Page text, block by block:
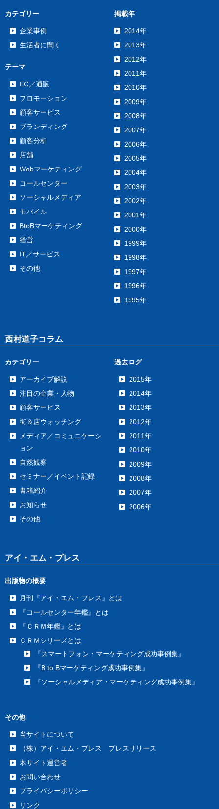
カテゴリー
企業事例
生活者に聞く
テーマ
EC／通販
プロモーション
顧客サービス
ブランディング
顧客分析
店舗
Webマーケティング
コールセンター
ソーシャルメディア
モバイル
BtoBマーケティング
経営
IT／サービス
その他
掲載年
2014年
2013年
2012年
2011年
2010年
2009年
2008年
2007年
2006年
2005年
2004年
2003年
2002年
2001年
2000年
1999年
1998年
1997年
1996年
1995年
西村道子コラム
カテゴリー
アーカイブ解説
注目の企業・人物
顧客サービス
街＆店ウォッチング
メディア／コミュニケーシ
ョン
自然観察
セミナー／イベント記録
書籍紹介
お知らせ
その他
過去ログ
2015年
2014年
2013年
2012年
2011年
2010年
2009年
2008年
2007年
2006年
アイ・エム・プレス
出版物の概要
月刊『アイ・エム・プレス』とは
『コールセンター年鑑』とは
『ＣＲＭ年鑑』とは
ＣＲＭシリーズとは
『スマートフォン・マーケティング成功事例集』
『B to Bマーケティング成功事例集』
『ソーシャルメディア・マーケティング成功事例集』
その他
当サイトについて
（株）アイ・エム・プレス プレスリリース
本サイト運営者
お問い合わせ
プライバシーポリシー
リンク